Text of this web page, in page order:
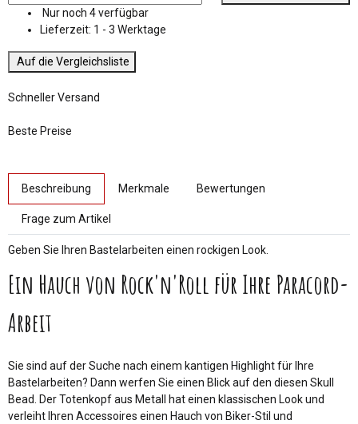
Nur noch 4 verfügbar
Lieferzeit: 1 - 3 Werktage
Auf die Vergleichsliste
Schneller Versand
Beste Preise
Beschreibung Merkmale Bewertungen
Frage zum Artikel
Geben Sie Ihren Bastelarbeiten einen rockigen Look.
Ein Hauch von Rock'n'Roll für Ihre Paracord-
Arbeit
Sie sind auf der Suche nach einem kantigen Highlight für Ihre
Bastelarbeiten? Dann werfen Sie einen Blick auf den diesen Skull
Bead. Der Totenkopf aus Metall hat einen klassischen Look und
verleiht Ihren Accessoires einen Hauch von Biker-Stil und